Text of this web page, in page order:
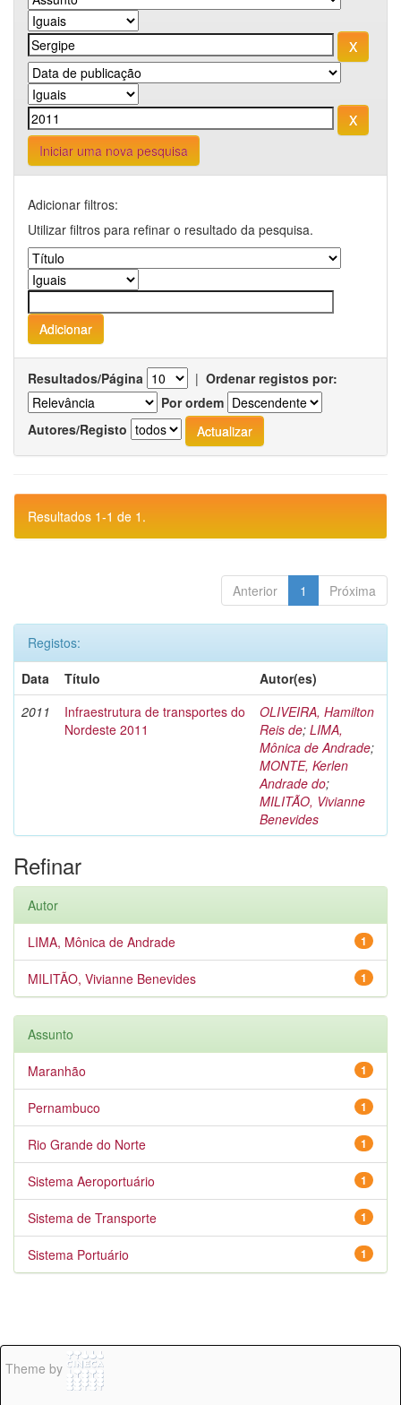
Iniciar uma nova pesquisa
Adicionar filtros:
Utilizar filtros para refinar o resultado da pesquisa.
Resultados/Página | Ordenar registos por:
Por ordem
Autores/Registo
Resultados 1-1 de 1.
Anterior 1 Próxima
Registos:
Data
Título
Autor(es)
2011
Infraestrutura de transportes do
Nordeste 2011
OLIVEIRA, Hamilton
Reis de; LIMA,
Mônica de Andrade;
MONTE, Kerlen
Andrade do;
MILITÃO, Vivianne
Benevides
Refinar
Autor
1
LIMA, Mônica de Andrade
1
MILITÃO, Vivianne Benevides
Assunto
1
Maranhão
1
Pernambuco
1
Rio Grande do Norte
1
Sistema Aeroportuário
1
Sistema de Transporte
1
Sistema Portuário
Theme by